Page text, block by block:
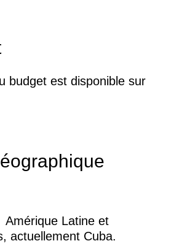
budget est disponible sur
Latine et
actuellement Cuba.